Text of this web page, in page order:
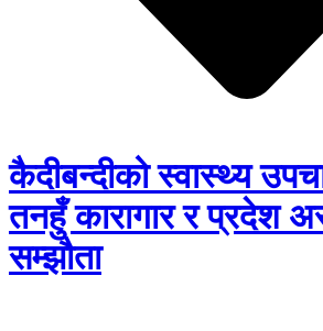
कैदीबन्दीको स्वास्थ्य
तनहुँ कारागार र प्रदेश
सम्झौता